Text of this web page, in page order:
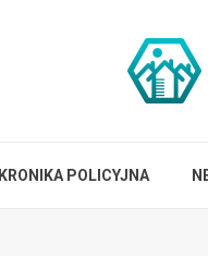
KRONIKA POLICYJNA